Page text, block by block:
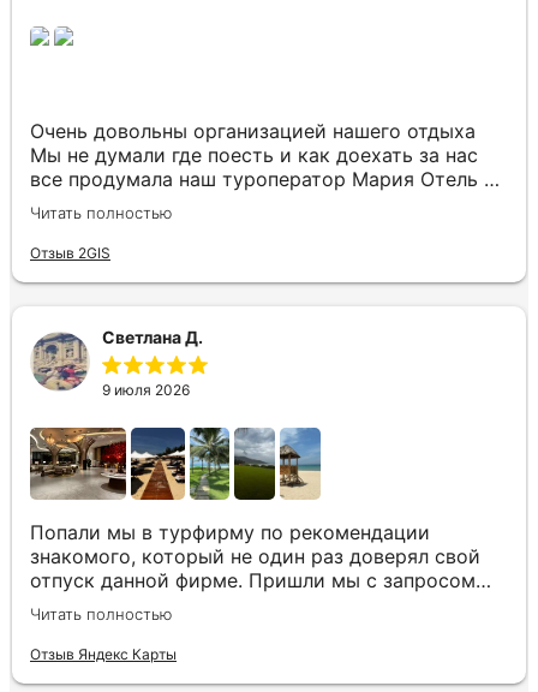
Очень довольны организацией нашего отдыха
Мы не думали где поесть и как доехать за нас
все продумала наш туроператор Мария Отель в
котором мы жили находится в тихом месте в
шаговой доступности большое количество
достопримечательностей и мест где можно
Читать полностью
Отзыв 2GIS
Светлана Д.
9 июля 2026
Попали мы в турфирму по рекомендации
знакомого, который не один раз доверял свой
отпуск данной фирме. Пришли мы с запросом
«хочу то, не знаю что», было несколько
направлений, но куда точно хотим,
представления не имели. Нашим агентом была
Читать полностью
Отзыв Яндекс Карты